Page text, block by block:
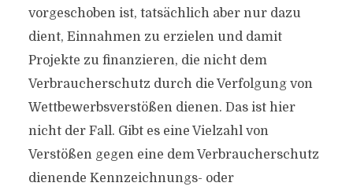
vorgeschoben ist, tatsächlich aber nur dazu
dient, Einnahmen zu erzielen und damit
Projekte zu finanzieren, die nicht dem
Verbraucherschutz durch die Verfolgung von
Wettbewerbsverstößen dienen. Das ist hier
nicht der Fall. Gibt es eine Vielzahl von
Verstößen gegen eine dem Verbraucherschutz
dienende Kennzeichnungs- oder